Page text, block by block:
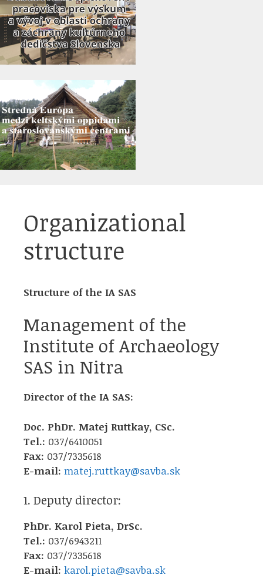
Organizational
structure
Structure of the IA SAS
Management of the
Institute of Archaeology
SAS in Nitra
Director of the IA SAS:
Doc. PhDr. Matej Ruttkay, CSc.
Tel.: 037/6410051
Fax: 037/7335618
E-mail: matej.ruttkay@savba.sk
1. Deputy director:
PhDr. Karol Pieta, DrSc.
Tel.: 037/6943211
Fax: 037/7335618
E-mail: karol.pieta@savba.sk